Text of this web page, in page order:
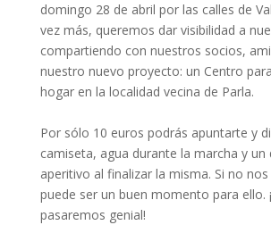
domingo 28 de abril por las calles de
vez más, queremos dar visibilidad a
compartiendo con nuestros socios,
nuestro nuevo proyecto: un Centro
hogar en la localidad vecina de Parla.
Por sólo 10 euros podrás apuntarte y
camiseta, agua durante la marcha y un
aperitivo al finalizar la misma. Si no
puede ser un buen momento para ello.
pasaremos genial!